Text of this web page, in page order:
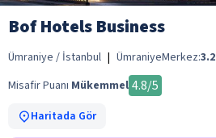
Bof Hotels Business
Ümraniye / İstanbul | ÜmraniyeMerkez:3.2
Misafir Puanı Mükemmel 4.8/5
Haritada Gör